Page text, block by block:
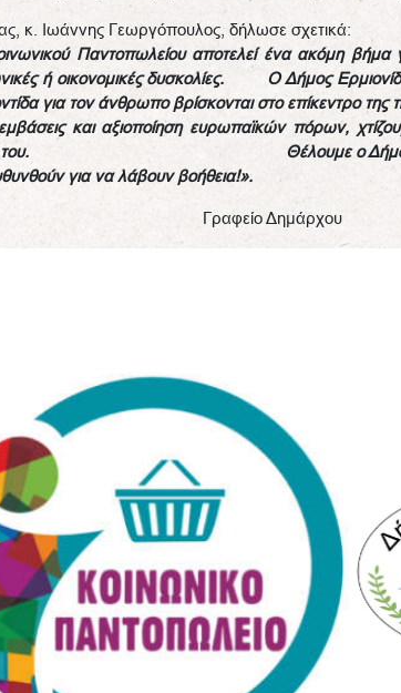
κ. Ιωάννης Γεωργόπουλος, δήλωσε σχετικά:
Παντοπωλείου αποτελεί ένα ακόμη
ή οικονομικές δυσκολίες. Ο Δήμος
για τον άνθρωπο βρίσκονται στο επίκεντρο της
και αξιοποίηση ευρωπαϊκών πόρων,
μόνο του. Θέλουμε ο
για να λάβουν βοήθεια!».
Γραφείο Δημάρχου